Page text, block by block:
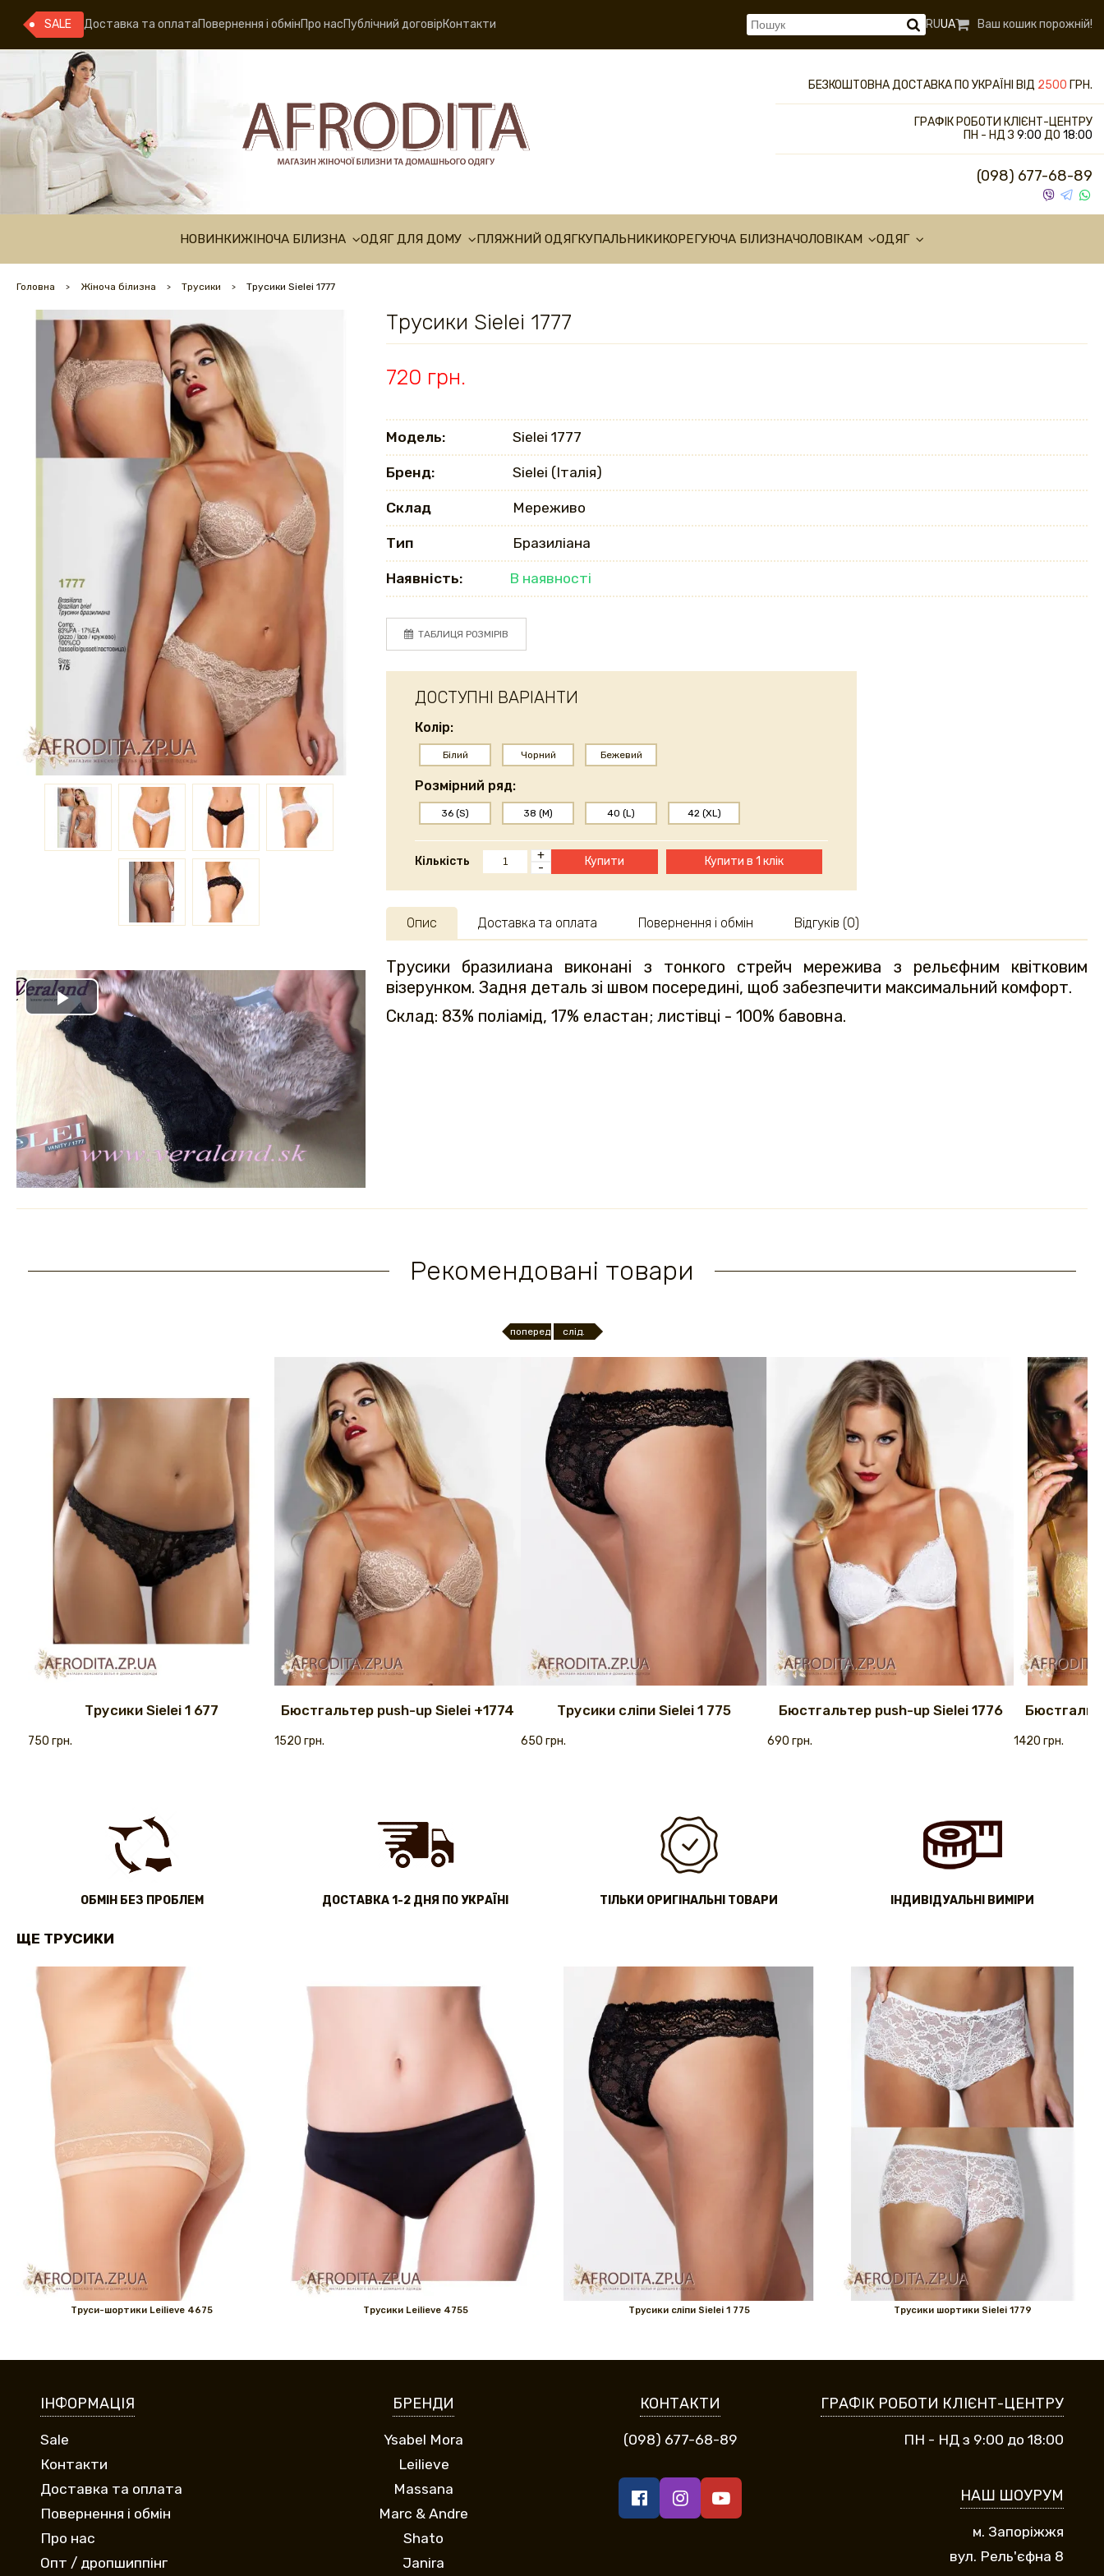
SALE Доставка та оплатаПовернення і обмінПро насПублічний договірКонтакти RUUA Ваш кошик порожній!
БЕЗКОШТОВНА ДОСТАВКА ПО УКРАЇНІ ВІД 2500 ГРН.
ГРАФІК РОБОТИ КЛІЄНТ-ЦЕНТРУ
ПН - НД З 9:00 ДО 18:00
(098) 677-68-89
НОВИНКИЖІНОЧА БІЛИЗНА ОДЯГ ДЛЯ ДОМУ ПЛЯЖНИЙ ОДЯГКУПАЛЬНИКИКОРЕГУЮЧА БІЛИЗНАЧОЛОВІКАМ ОДЯГ
Головна Жіноча білизна Трусики Трусики Sielei 1777
Play
Video
Трусики Sielei 1777
720 грн.
Модель: Sielei 1777
Бренд: Sielei (Італія)
Склад Мереживо
Тип Бразиліана
Наявність: В наявності
ТАБЛИЦЯ РОЗМІРІВ
ДОСТУПНІ ВАРІАНТИ
Колір:
Білий Чорний Бежевий
Розмірний ряд:
36 (S) 38 (M) 40 (L) 42 (XL)
Кількість
+
-
Купити Купити в 1 клік
Опис
Трусики бразилиана виконані з тонкого стрейч мережива з рельєфним квітковим
візерунком. Задня деталь зі швом посередині, щоб забезпечити максимальний комфорт.
Склад: 83% поліамід, 17% еластан; листівці - 100% бавовна.
Доставка та оплата Повернення і обмін Відгуків (0)
Рекомендовані товари
поперед. слід.
Трусики Sielei 1 677
750 грн.
Бюстгальтер push-up Sielei +1774
1520 грн.
Трусики сліпи Sielei 1 775
650 грн.
Бюстгальтер push-up Sielei 1776
690 грн. 1420 грн.
ОБМІН БЕЗ ПРОБЛЕМ ДОСТАВКА 1-2 ДНЯ ПО УКРАЇНІ ТІЛЬКИ ОРИГІНАЛЬНІ ТОВАРИ IНДИВІДУАЛЬНІ ВИМІРИ
ЩЕ ТРУСИКИ
Труси-шортики Leilieve 4675 Трусики Leilieve 4755 Трусики сліпи Sielei 1 775 Трусики шортики Sielei 1779
ІНФОРМАЦІЯ
Sale
Контакти
Доставка та оплата
Повернення і обмін
Про нас
Опт / дропшиппінг
БРЕНДИ
Ysabel Mora
Leilieve
Massana
Marc & Andre
Shato
Janira
КОНТАКТИ
(098) 677-68-89
ГРАФІК РОБОТИ КЛІЄНТ-ЦЕНТРУ
ПН - НД з 9:00 до 18:00
НАШ ШОУРУМ
м. Запоріжжя
вул. Рель'єфна 8